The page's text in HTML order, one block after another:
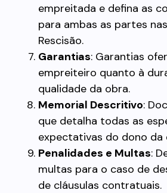
empreitada e defina as
para ambas as partes
Rescisão.
Garantias: Garantias
empreiteiro quanto à
qualidade da obra.
Memorial Descritivo:
que detalha todas as
expectativas do dono da
Penalidades e Multas:
multas para o caso de
de cláusulas contratuais.